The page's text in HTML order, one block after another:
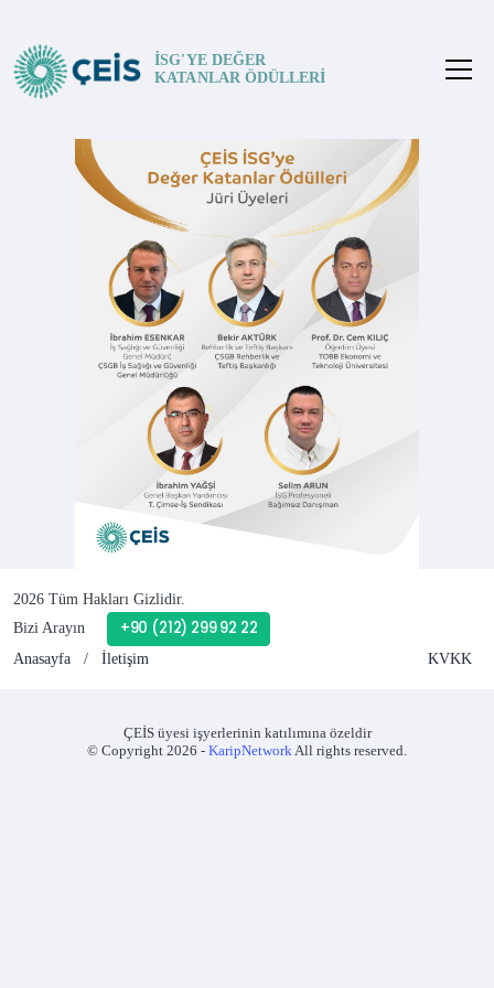
İSG'YE DEĞER
KATANLAR ÖDÜLLERİ
2026 Tüm Hakları Gizlidir.
Bizi Arayın
+90 (212) 299 92 22
Anasayfa / İletişim KVKK
ÇEİS üyesi işyerlerinin katılımına özeldir
© Copyright 2026 - KaripNetwork All rights reserved.